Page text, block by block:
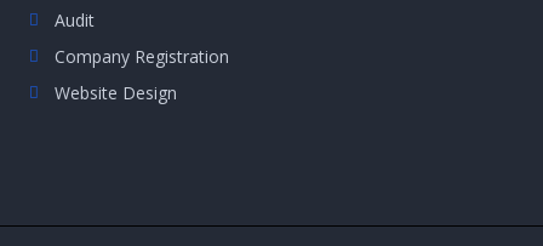
Audit
Company Registration
Website Design